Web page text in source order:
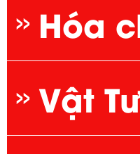
bazơ
muối
Khử
Keo
Hóa
hệ
Vật